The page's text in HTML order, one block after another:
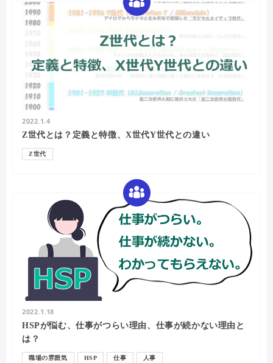
2022.1.4
Z世代とは？定義と特徴、X世代Y世代との違い
Z世代
2022.1.18
HSPが悩む、仕事がつらい理由、仕事が続かない理由と
は？
職場の雰囲気 HSP 仕事 人事